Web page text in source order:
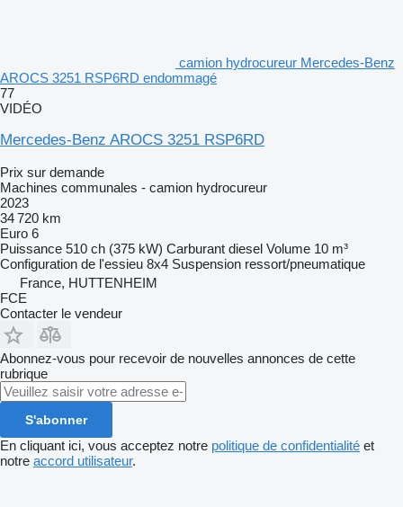
camion hydrocureur Mercedes-Benz
AROCS 3251 RSP6RD endommagé
77
VIDÉO
Mercedes-Benz AROCS 3251 RSP6RD
Prix sur demande
Machines communales - camion hydrocureur
2023
34 720 km
Euro 6
Puissance 510 ch (375 kW) Carburant diesel Volume 10 m³
Configuration de l'essieu 8x4 Suspension ressort/pneumatique
France, HUTTENHEIM
FCE
Contacter le vendeur
Abonnez-vous pour recevoir de nouvelles annonces de cette
rubrique
S'abonner
En cliquant ici, vous acceptez notre politique de confidentialité et
notre accord utilisateur.